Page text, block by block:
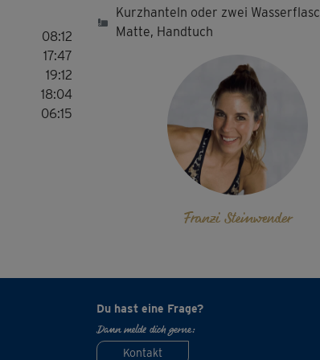
Workout 6 ist eine Kombination aus
bekannten Übungseinheiten. Toll ist,
08:12
17:47
19:12
18:04
06:15
Kurzhanteln oder zwei
Matte, Handtuch
Franzi Steinwender
Du hast eine Frage?
Dann melde dich gerne:
Kontakt